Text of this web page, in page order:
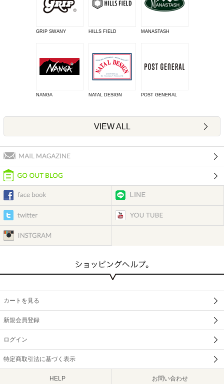
GRIP SWANY HILLS FIELD MANASTASH
NANGA NATAL DESIGN POST GENERAL
VIEW ALL
カートを見る
新規会員登録
ログイン
特定商取引法に基づく表示
HELP お問い合わせ